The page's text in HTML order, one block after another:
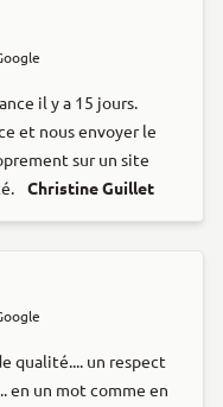
il y a 15 jours.
et nous envoyer le
sur un site
Christine Guillet
qualité.... un respect
en un mot comme en